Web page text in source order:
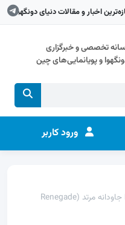
تخصصی و خبرگزاری
و پویانمایی‌های چین
ورود کاربر
بررسی جامع جهان‌سازی در دونگهوا جاودانه مرتد (Renegade